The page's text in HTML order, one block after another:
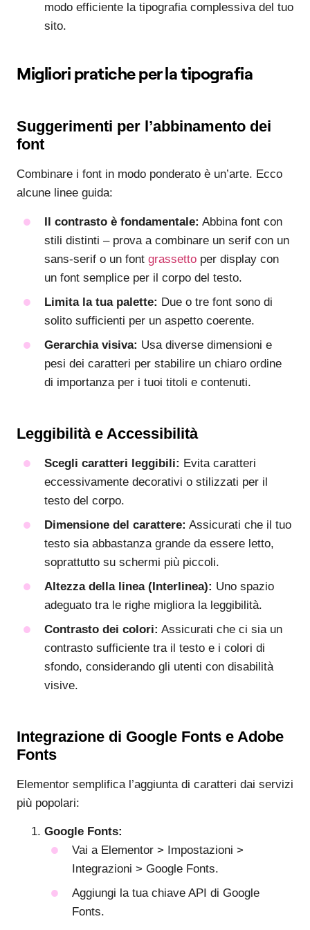
modo efficiente la tipografia complessiva del tuo
sito.
Migliori pratiche per la tipografia
Suggerimenti per l’abbinamento dei
font
Combinare i font in modo ponderato è un’arte. Ecco
alcune linee guida:
Il contrasto è fondamentale: Abbina font con
stili distinti – prova a combinare un serif con un
sans-serif o un font grassetto per display con
un font semplice per il corpo del testo.
Limita la tua palette: Due o tre font sono di
solito sufficienti per un aspetto coerente.
Gerarchia visiva: Usa diverse dimensioni e
pesi dei caratteri per stabilire un chiaro ordine
di importanza per i tuoi titoli e contenuti.
Leggibilità e Accessibilità
Scegli caratteri leggibili: Evita caratteri
eccessivamente decorativi o stilizzati per il
testo del corpo.
Dimensione del carattere: Assicurati che il tuo
testo sia abbastanza grande da essere letto,
soprattutto su schermi più piccoli.
Altezza della linea (Interlinea): Uno spazio
adeguato tra le righe migliora la leggibilità.
Contrasto dei colori: Assicurati che ci sia un
contrasto sufficiente tra il testo e i colori di
sfondo, considerando gli utenti con disabilità
visive.
Integrazione di Google Fonts e Adobe
Fonts
Elementor semplifica l’aggiunta di caratteri dai servizi
più popolari:
Google Fonts:
Vai a Elementor > Impostazioni >
Integrazioni > Google Fonts.
Aggiungi la tua chiave API di Google
Fonts.